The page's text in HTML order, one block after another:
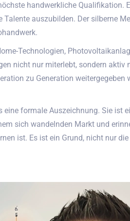
handwerkliche
auszubilden. Der silberne
Technologien,
nicht nur miterlebt, sondern
zu Generation
formale Auszeichnung. Sie
sich wandelnden Markt und
ist. Es ist ein Grund, nicht nur